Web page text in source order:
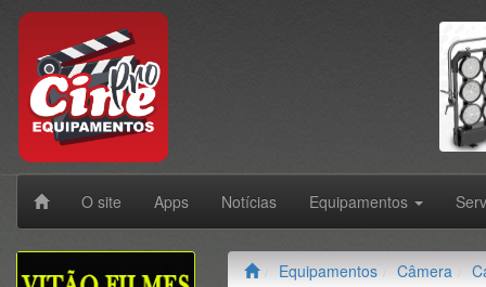
O site Apps Notícias Equipamentos
Equipamentos Câmera